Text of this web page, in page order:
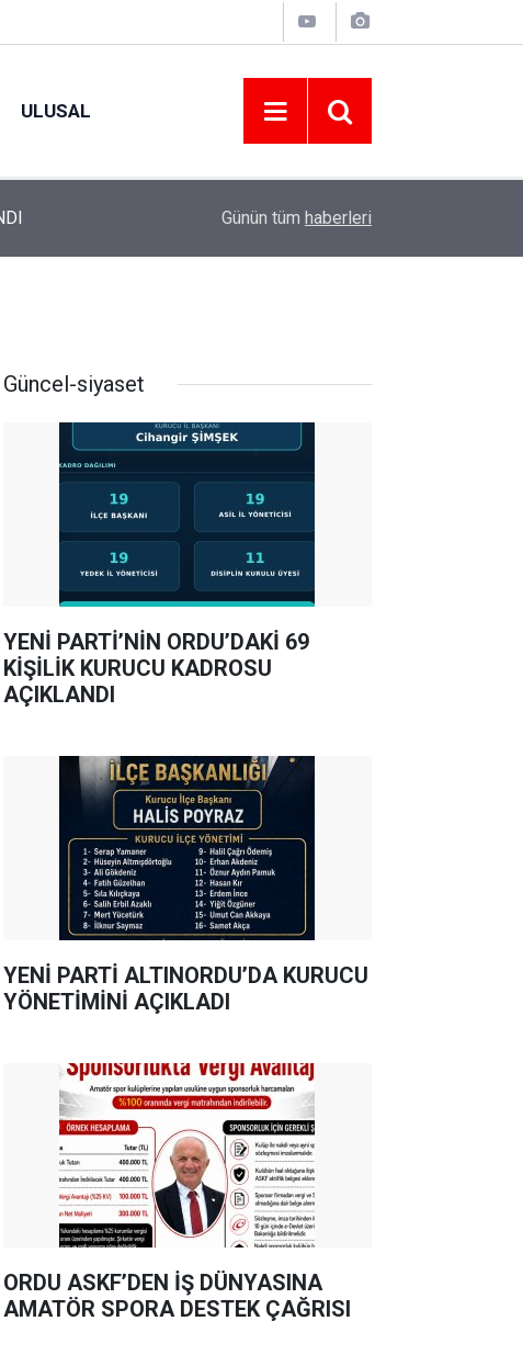
ULUSAL
ORDU ASKF’DEN İŞ DÜNYASINA AMATÖR
Günün tüm haberleri
Güncel-siyaset
YENİ PARTİ’NİN ORDU’DAKİ 69
KİŞİLİK KURUCU KADROSU
AÇIKLANDI
YENİ PARTİ ALTINORDU’DA KURUCU
YÖNETİMİNİ AÇIKLADI
ORDU ASKF’DEN İŞ DÜNYASINA
AMATÖR SPORA DESTEK ÇAĞRISI